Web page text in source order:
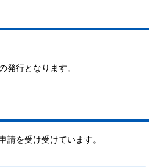
発行となります。
請を受け受けています。